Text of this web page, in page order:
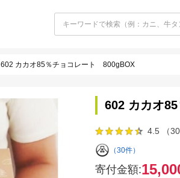
602 カカオ85％チョコレート 800gBOX
602 カカオ
4.5 （30
（30件）
寄付金額: